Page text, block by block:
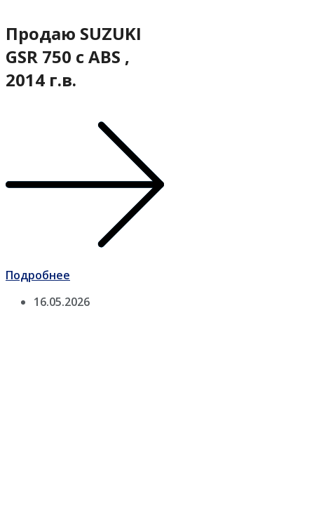
Продаю SUZUKI
GSR 750 с ABS ,
2014 г.в.
Подробнее
16.05.2026